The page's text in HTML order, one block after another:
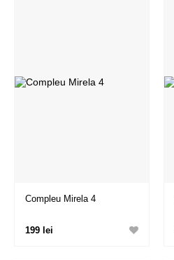
Compleu Mirela 4
199 lei